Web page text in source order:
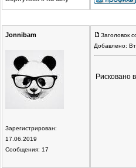
Jonnibam
Зарегистрирован:
17.06.2019
Сообщения: 17
Заголовок
Добавлено:
Рисковано